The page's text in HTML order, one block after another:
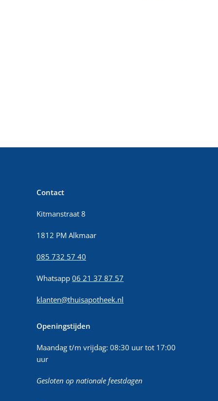
Contact
Kitmanstraat 8
1812 PM Alkmaar
085 732 57 40
Whatsapp06 21 37 87 57
klanten@thuisapotheek.nl
Openingstijden
Maandag t/m vrijdag: 08:30 uur tot 17:00
uur
Gesloten op nationale feestdagen